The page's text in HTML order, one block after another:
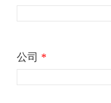
公司 *